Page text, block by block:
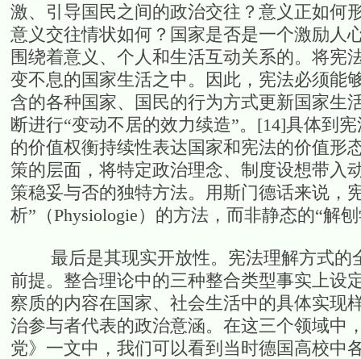
激、引导国民之间的政治交往？意义正如何
意义交往情状如何？国家是否是一个激励人
围绕着意义、个人和生活互动关系的。将宪
变不息的国家生活之中。因此，宪法必须能
含的各种国家、国民的行为方式更新国家生
断进行“变动不居的效力续造”。[14]具体到
的价值权衡持续性表达国家和宪法的价值形
策的层面，将特定政治理念、制度设想带入
策稳妥与否的独特方法。用斯门德话来说，
析”（Physiologie）的方法，而非静态的“解
最后是其现实开放性。宪法理解方式的
前提。整合理论中的三种整合类型事实上设
察质的内容在国家、社会生活中的具体实现
治参与者代表的政治意涵。在这三个领域中
党》一文中，我们可以看到当时德国高校中